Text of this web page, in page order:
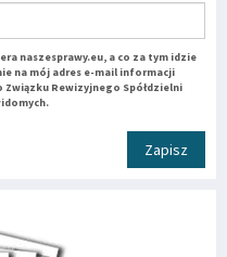
naszesprawy.eu, a co za tym idzie
na mój adres e-mail informacji
Rewizyjnego Spółdzielni
Zapisz